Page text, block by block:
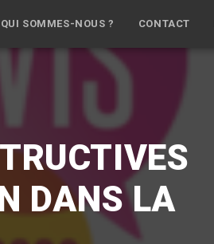
DANS LA
QUI SOMMES-NOUS ? CONTACT